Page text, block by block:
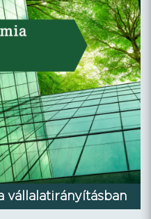
vállalatirányításban